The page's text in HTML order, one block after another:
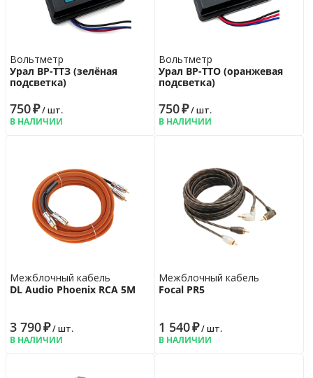
Вольтметр
Урал ВР-ТТЗ (зелёная
подсветка)
750₽/ шт.
В НАЛИЧИИ
Вольтметр
Урал ВР-ТТО (оранжевая
подсветка)
750₽/ шт.
В НАЛИЧИИ
Межблочный кабель
DL Audio Phoenix RCA 5M
3 790₽/ шт.
В НАЛИЧИИ
Межблочный кабель
Focal PR5
1 540₽/ шт.
В НАЛИЧИИ